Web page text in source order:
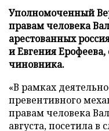
Уполномоченный
правам человека
арестованных
и Евгения
чиновника.
«В рамках
превентивного
правам человека
августа, посетила в